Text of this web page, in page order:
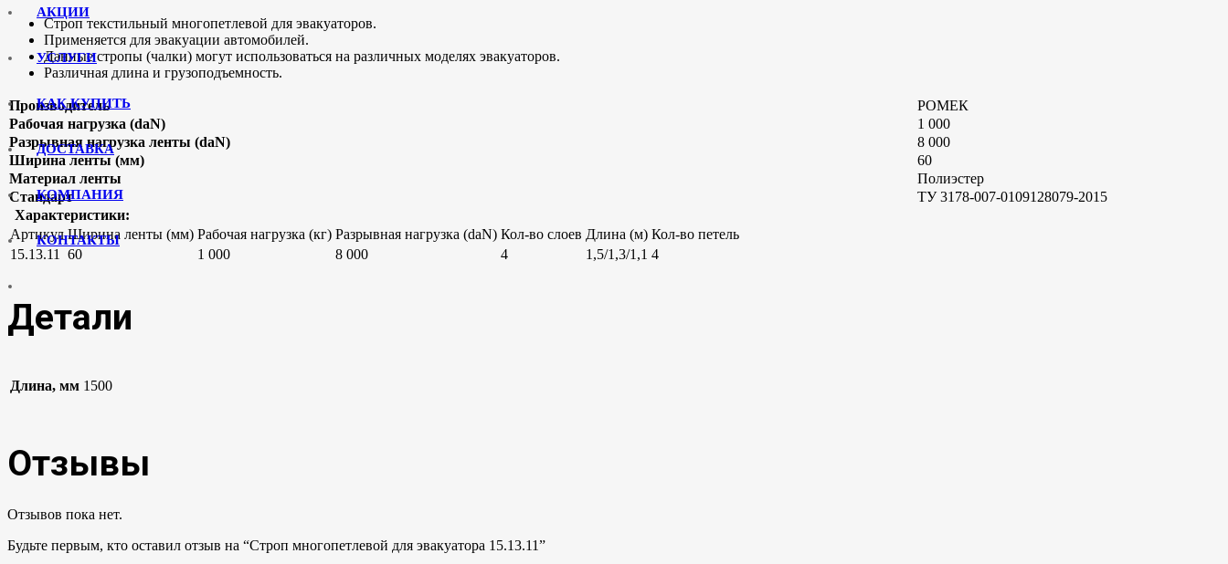
АКЦИИ
УСЛУГИ
КАК КУПИТЬ
ДОСТАВКА
КОМПАНИЯ
КОНТАКТЫ
Строп текстильный многопетлевой для эвакуаторов.
Применяется для эвакуации автомобилей.
Данные стропы (чалки) могут использоваться на различных моделях эвакуаторов.
Различная длина и грузоподъемность.
Производитель
РОМЕК
Рабочая нагрузка (daN)
1 000
Разрывная нагрузка ленты (daN)
8 000
Ширина ленты (мм)
60
Материал ленты
Полиэстер
Стандарт
ТУ 3178-007-0109128079-2015
Характеристики:
Артикул Ширина ленты (мм) Рабочая нагрузка (кг) Разрывная нагрузка (daN) Кол-во слоев Длина (м) Кол-во петель
15.13.11
60 1 000 8 000 4 1,5/1,3/1,1 4
Детали
Длина, мм 1500
Отзывы
Отзывов пока нет.
Будьте первым, кто оставил отзыв на “Строп многопетлевой для эвакуатора 15.13.11”